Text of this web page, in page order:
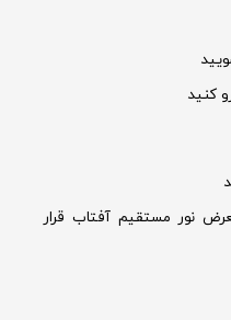
کنید
نور مستقیم آفتاب قرار